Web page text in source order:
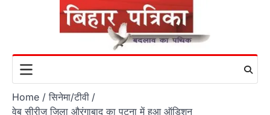
Home
सिनेमा/टीवी
वेब सीरीज जिला औरंगाबाद का पटना में हुआ ऑडिशन